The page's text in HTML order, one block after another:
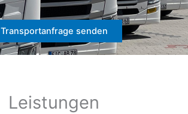
Transportanfrage senden
Leistungen